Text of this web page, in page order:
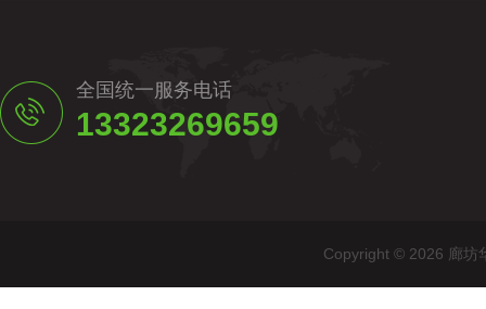
全国统一服务电话
13323269659
Copyright © 2026 廊